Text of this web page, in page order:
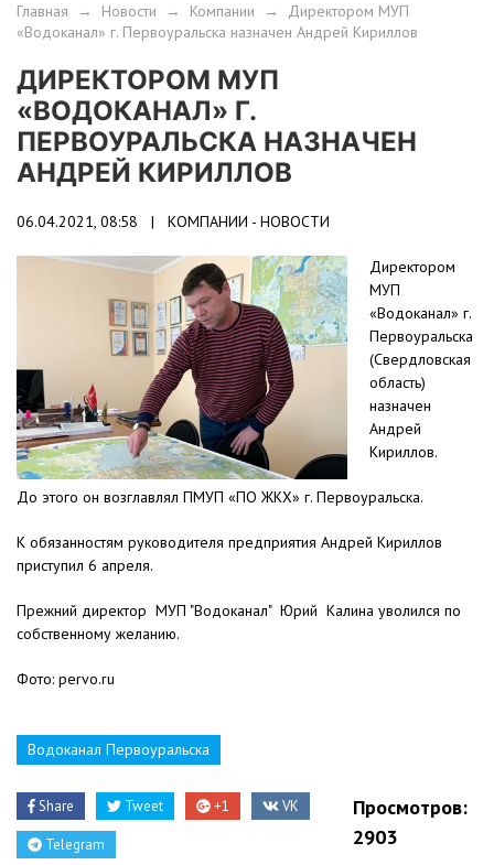
Главная → Новости → Компании → Директором МУП
«Водоканал» г. Первоуральска назначен Андрей Кириллов
ДИРЕКТОРОМ МУП
«ВОДОКАНАЛ» Г.
ПЕРВОУРАЛЬСКА НАЗНАЧЕН
АНДРЕЙ КИРИЛЛОВ
06.04.2021, 08:58 | КОМПАНИИ - НОВОСТИ
Директором
МУП
«Водоканал» г.
Первоуральска
(Свердловская
область)
назначен
Андрей
Кириллов.
До этого он возглавлял ПМУП «ПО ЖКХ» г. Первоуральска.
К обязанностям руководителя предприятия Андрей Кириллов
приступил 6 апреля.
Прежний директор МУП "Водоканал" Юрий Калина уволился по
собственному желанию.
Фото: pervo.ru
Водоканал Первоуральска
Share Tweet +1 VK
Telegram
Просмотров:
2903